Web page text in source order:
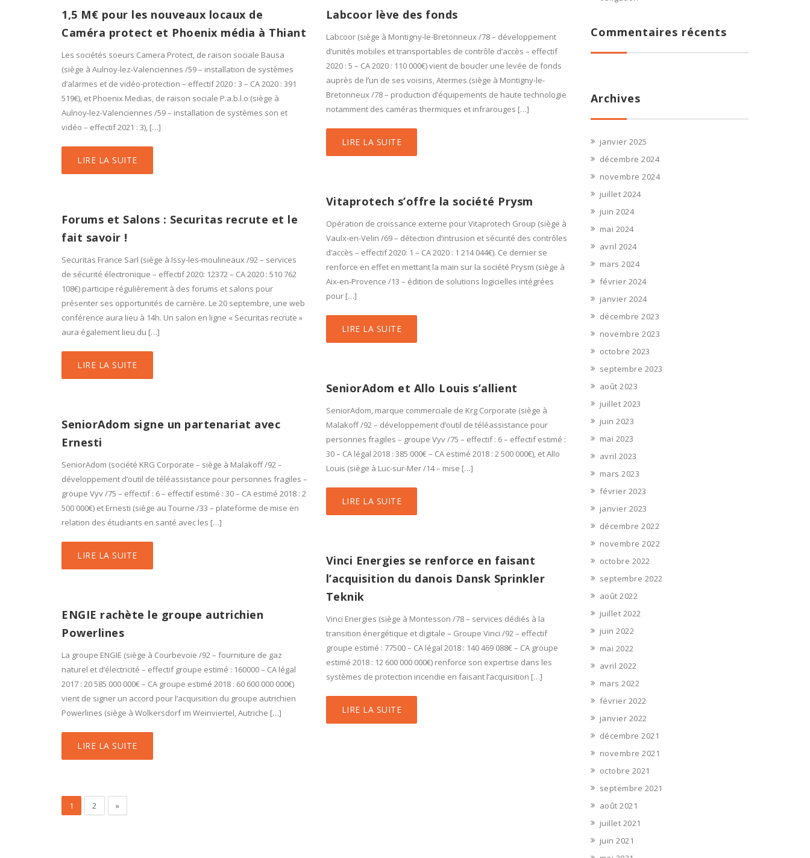
1,5 M€ pour les nouveaux locaux de
Caméra protect et Phoenix média à Thiant
Les sociétés soeurs Camera Protect, de raison sociale Bausa
(siège à Aulnoy-lez-Valenciennes /59 – installation de systèmes
d’alarmes et de vidéo-protection – effectif 2020 : 3 – CA 2020 : 391
519€), et Phoenix Medias, de raison sociale P.a.b.l.o (siège à
Aulnoy-lez-Valenciennes /59 – installation de systèmes son et
vidéo – effectif 2021 : 3), […]
LIRE LA SUITE
Labcoor lève des fonds
Labcoor (siège à Montigny-le-Bretonneux /78 – développement
d’unités mobiles et transportables de contrôle d’accès – effectif
2020 : 5 – CA 2020 : 110 000€) vient de boucler une levée de fonds
auprès de l’un de ses voisins, Atermes (siège à Montigny-le-
Bretonneux /78 – production d’équipements de haute technologie
notamment des caméras thermiques et infrarouges […]
LIRE LA SUITE
Vitaprotech s’offre la société Prysm
Opération de croissance externe pour Vitaprotech Group (siège à
Vaulx-en-Velin /69 – détection d’intrusion et sécurité des contrôles
d’accès – effectif 2020: 1 – CA 2020 : 1 214 044€). Ce dernier se
renforce en effet en mettant la main sur la société Prysm (siège à
Aix-en-Provence /13 – édition de solutions logicielles intégrées
pour […]
LIRE LA SUITE
Forums et Salons : Securitas recrute et le
fait savoir !
Securitas France Sarl (siège à Issy-les-moulineaux /92 – services
de sécurité électronique – effectif 2020: 12372 – CA 2020 : 510 762
108€) participe régulièrement à des forums et salons pour
présenter ses opportunités de carrière. Le 20 septembre, une web
conférence aura lieu à 14h. Un salon en ligne « Securitas recrute »
aura également lieu du […]
LIRE LA SUITE
SeniorAdom et Allo Louis s’allient
SeniorAdom, marque commerciale de Krg Corporate (siège à
Malakoff /92 – développement d’outil de téléassistance pour
personnes fragiles – groupe Vyv /75 – effectif : 6 – effectif estimé :
30 – CA légal 2018 : 385 000€ – CA estimé 2018 : 2 500 000€), et Allo
Louis (siège à Luc-sur-Mer /14 – mise […]
LIRE LA SUITE
SeniorAdom signe un partenariat avec
Ernesti
SeniorAdom (société KRG Corporate – siège à Malakoff /92 –
développement d’outil de téléassistance pour personnes fragiles –
groupe Vyv /75 – effectif : 6 – effectif estimé : 30 – CA estimé 2018 : 2
500 000€) et Ernesti (siège au Tourne /33 – plateforme de mise en
relation des étudiants en santé avec les […]
LIRE LA SUITE
Vinci Energies se renforce en faisant
l’acquisition du danois Dansk Sprinkler
Teknik
Vinci Energies (siège à Montesson /78 – services dédiés à la
transition énergétique et digitale – Groupe Vinci /92 – effectif
groupe estimé : 77500 – CA légal 2018 : 140 469 088€ – CA groupe
estimé 2018 : 12 600 000 000€) renforce son expertise dans les
systèmes de protection incendie en faisant l’acquisition […]
LIRE LA SUITE
ENGIE rachète le groupe autrichien
Powerlines
La groupe ENGIE (siège à Courbevoie /92 – fourniture de gaz
naturel et d’électricité – effectif groupe estimé : 160000 – CA légal
2017 : 20 585 000 000€ – CA groupe estimé 2018 : 60 600 000 000€)
vient de signer un accord pour l’acquisition du groupe autrichien
Powerlines (siège à Wolkersdorf im Weinviertel, Autriche […]
LIRE LA SUITE
1 2 »
Commentaires récents
Archives
janvier 2025
décembre 2024
novembre 2024
juillet 2024
juin 2024
mai 2024
avril 2024
mars 2024
février 2024
janvier 2024
décembre 2023
novembre 2023
octobre 2023
septembre 2023
août 2023
juillet 2023
juin 2023
mai 2023
avril 2023
mars 2023
février 2023
janvier 2023
décembre 2022
novembre 2022
octobre 2022
septembre 2022
août 2022
juillet 2022
juin 2022
mai 2022
avril 2022
mars 2022
février 2022
janvier 2022
décembre 2021
novembre 2021
octobre 2021
septembre 2021
août 2021
juillet 2021
juin 2021